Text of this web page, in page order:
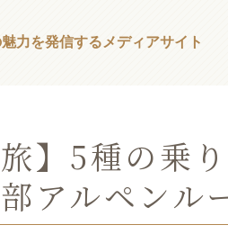
力を発信する メディアサイト
旅】5種の乗
ルペンル